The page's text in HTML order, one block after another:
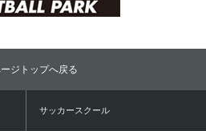
ジトップへ戻る
サッカースクール